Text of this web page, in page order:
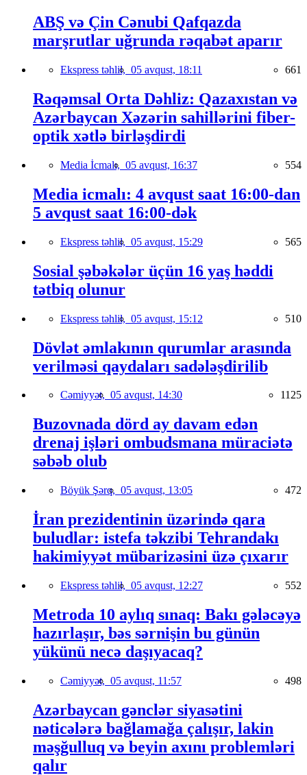
ABŞ və Çin Cənubi Qafqazda
marşrutlar uğrunda rəqabət aparır
Ekspress təhlil, 05 avqust, 18:11 661
Rəqəmsal Orta Dəhliz: Qazaxıstan və
Azərbaycan Xəzərin sahillərini fiber-
optik xətlə birləşdirdi
Media İcmalı, 05 avqust, 16:37 554
Media icmalı: 4 avqust saat 16:00-dan
5 avqust saat 16:00-dək
Ekspress təhlil, 05 avqust, 15:29 565
Sosial şəbəkələr üçün 16 yaş həddi
tətbiq olunur
Ekspress təhlil, 05 avqust, 15:12 510
Dövlət əmlakının qurumlar arasında
verilməsi qaydaları sadələşdirilib
Cəmiyyət, 05 avqust, 14:30 1125
Buzovnada dörd ay davam edən
drenaj işləri ombudsmana müraciətə
səbəb olub
Böyük Şərq, 05 avqust, 13:05 472
İran prezidentinin üzərində qara
buludlar: istefa təkzibi Tehrandakı
hakimiyyət mübarizəsini üzə çıxarır
Ekspress təhlil, 05 avqust, 12:27 552
Metroda 10 aylıq sınaq: Bakı gələcəyə
hazırlaşır, bəs sərnişin bu günün
yükünü necə daşıyacaq?
Cəmiyyət, 05 avqust, 11:57 498
Azərbaycan gənclər siyasətini
nəticələrə bağlamağa çalışır, lakin
məşğulluq və beyin axını problemləri
qalır